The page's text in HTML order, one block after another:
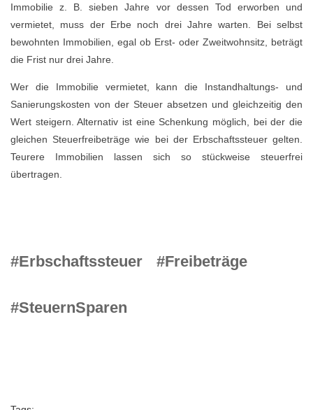
Immobilie z. B. sieben Jahre vor dessen Tod erworben und
vermietet, muss der Erbe noch drei Jahre warten. Bei selbst
bewohnten Immobilien, egal ob Erst- oder Zweitwohnsitz, beträgt
die Frist nur drei Jahre.
Wer die Immobilie vermietet, kann die Instandhaltungs- und
Sanierungskosten von der Steuer absetzen und gleichzeitig den
Wert steigern. Alternativ ist eine Schenkung möglich, bei der die
gleichen Steuerfreibeträge wie bei der Erbschaftssteuer gelten.
Teurere Immobilien lassen sich so stückweise steuerfrei
übertragen.
#Erbschaftssteuer #Freibeträge
#SteuernSparen